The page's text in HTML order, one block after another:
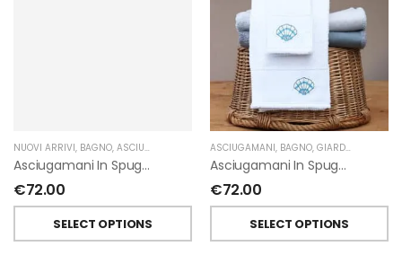
NUOVI ARRIVI, BAGNO, ASCIUGAMANI GIARDINO SEGRETO
Asciugamani In Spugna Con Fiori In Lino Applicati Di Giardino Segreto.
€72.00
SELECT OPTIONS
ASCIUGAMANI, BAGNO, GIARDINO SEGRETO
Asciugamani In Spugna Con Ricami Marini Di Giardino Segreto.
€72.00
SELECT OPTIONS